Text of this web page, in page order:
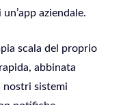
aziendale.
scala del proprio
abbinata
nostri sistemi